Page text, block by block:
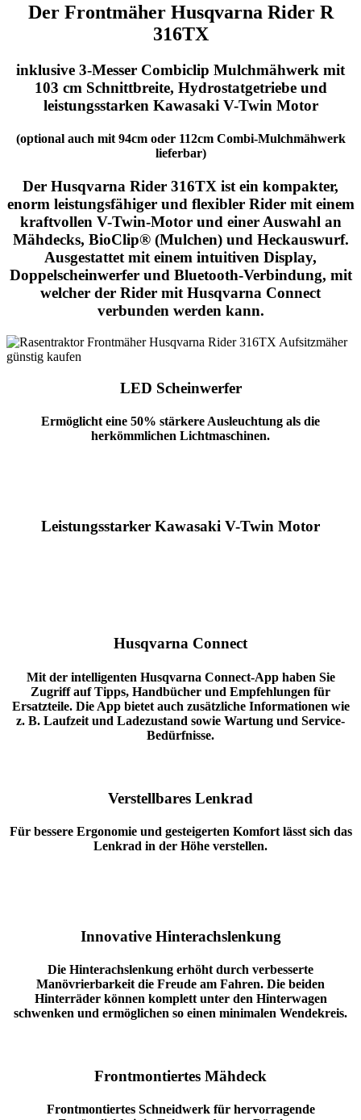
Der Frontmäher Husqvarna Rider R
316TX
inklusive 3-Messer Combiclip Mulchmähwerk mit
103 cm Schnittbreite, Hydrostatgetriebe und
leistungsstarken Kawasaki V-Twin Motor
(optional auch mit 94cm oder 112cm Combi-Mulchmähwerk
lieferbar)
Der Husqvarna Rider 316TX ist ein kompakter,
enorm leistungsfähiger und flexibler Rider mit einem
kraftvollen V-Twin-Motor und einer Auswahl an
Mähdecks, BioClip® (Mulchen) und Heckauswurf.
Ausgestattet mit einem intuitiven Display,
Doppelscheinwerfer und Bluetooth-Verbindung, mit
welcher der Rider mit Husqvarna Connect
verbunden werden kann.
LED Scheinwerfer
Ermöglicht eine 50% stärkere Ausleuchtung als die
herkömmlichen Lichtmaschinen.
Leistungsstarker Kawasaki V-Twin Motor
Husqvarna Connect
Mit der intelligenten Husqvarna Connect-App haben Sie
Zugriff auf Tipps, Handbücher und Empfehlungen für
Ersatzteile. Die App bietet auch zusätzliche Informationen wie
z. B. Laufzeit und Ladezustand sowie Wartung und Service-
Bedürfnisse.
Verstellbares Lenkrad
Für bessere Ergonomie und gesteigerten Komfort lässt sich das
Lenkrad in der Höhe verstellen.
Innovative Hinterachslenkung
Die Hinterachslenkung erhöht durch verbesserte
Manövrierbarkeit die Freude am Fahren. Die beiden
Hinterräder können komplett unter den Hinterwagen
schwenken und ermöglichen so einen minimalen Wendekreis.
Frontmontiertes Mähdeck
Frontmontiertes Schneidwerk für hervorragende